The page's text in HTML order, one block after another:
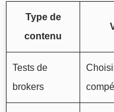
Type de
contenu
Tests de
brokers